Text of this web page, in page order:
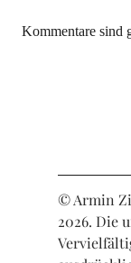
Kommentare sind
© Armin
2026. Die